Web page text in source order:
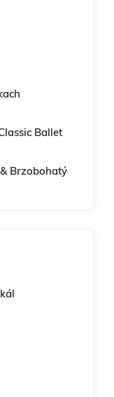
Ballet
Brzobohatý